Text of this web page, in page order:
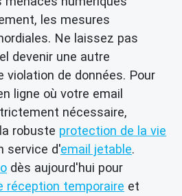
les mesures
Ne laissez pas
devenir une autre
de données. Pour
ligne où votre email
nécessaire,
robuste protection de la vie
service d'email jetable.
dès aujourd'hui pour
réception temporaire et